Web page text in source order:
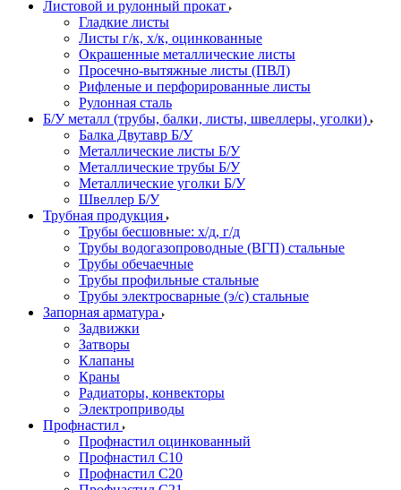
Листовой и рулонный прокат
Гладкие листы
Листы г/к, х/к, оцинкованные
Окрашенные металлические листы
Просечно-вытяжные листы (ПВЛ)
Рифленые и перфорированные листы
Рулонная сталь
Б/У металл (трубы, балки, листы, швеллеры, уголки)
Балка Двутавр Б/У
Металлические листы Б/У
Металлические трубы Б/У
Металлические уголки Б/У
Швеллер Б/У
Трубная продукция
Трубы бесшовные: х/д, г/д
Трубы водогазопроводные (ВГП) стальные
Трубы обечаечные
Трубы профильные стальные
Трубы электросварные (э/с) стальные
Запорная арматура
Задвижки
Затворы
Клапаны
Краны
Радиаторы, конвекторы
Электроприводы
Профнастил
Профнастил оцинкованный
Профнастил С10
Профнастил С20